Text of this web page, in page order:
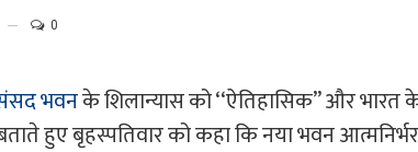
0
भवनके शिलान्यास को ‘‘ऐतिहासिक’’ और भारत
हुए बृहस्पतिवार को कहा कि नया भवन